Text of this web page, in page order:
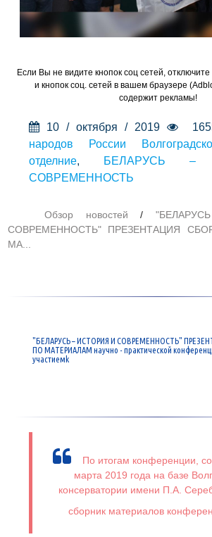
Если Вы не видите кнопок соц сетей,
и кнопок соц. сетей в вашем браузере
содержит рекламы!
10 / октября / 2019
народов России
отделние,
БЕЛАРУСЬ
СОВРЕМЕННОСТЬ
Обзор новостей/
СОВРЕМЕННОСТЬ" ПРЕЗЕНТАЦИЯ
МА...
"БЕЛАРУСЬ – ИСТОРИЯ И СОВРЕМЕННОСТЬ"
ПО МАТЕРИАЛАМ научно - практической
участиемk
По итогам конференции,
марта 2019 года на базе
консерватории имени П.А.
сборник материалов